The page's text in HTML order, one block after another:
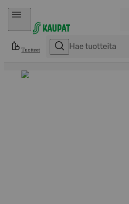
Hyppää sisältöön
Tuotteet